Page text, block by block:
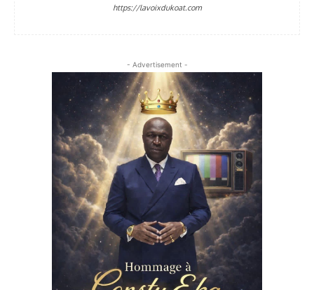
https://lavoixdukoat.com
- Advertisement -